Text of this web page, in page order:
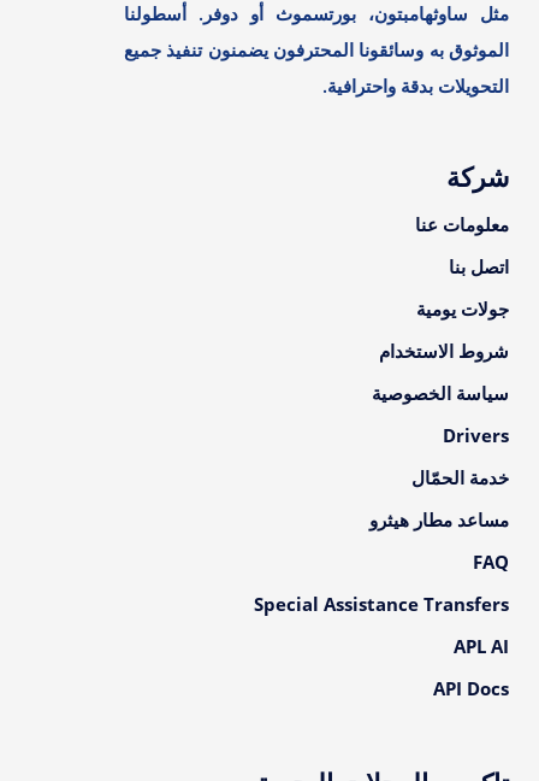
مثل ساوثهامبتون، بورتسموث أو دوفر. أسطولنا
الموثوق به وسائقونا المحترفون يضمنون تنفيذ جميع
التحويلات بدقة واحترافية.
شركة
معلومات عنا
اتصل بنا
جولات يومية
شروط الاستخدام
سياسة الخصوصية
Drivers
خدمة الحمّال
مساعد مطار هيثرو
FAQ
Special Assistance Transfers
APL AI
API Docs